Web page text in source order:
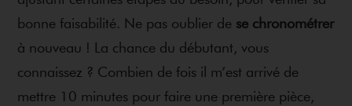
bonne faisabilité. Ne pas oublier de se chronométrer
à nouveau ! La chance du débutant, vous
connaissez ? Combien de fois il m’est arrivé de
mettre 10 minutes pour faire une première pièce,